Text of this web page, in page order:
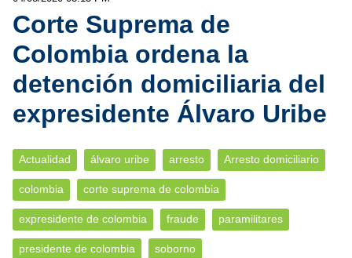
Corte Suprema de
Colombia ordena la
detención domiciliaria del
expresidente Álvaro Uribe
Actualidad álvaro uribe arresto Arresto domiciliario
colombia corte suprema de colombia
expresidente de colombia fraude paramilitares
presidente de colombia soborno